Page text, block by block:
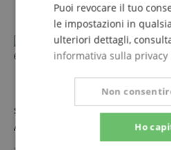
safetyBag 3616.250
Attrezzature 62 x 46 x 25 cm
Puoi revocare il tuo
le impostazioni in
ulteriori dettagli,
informativa sulla privacy
Ho
Non